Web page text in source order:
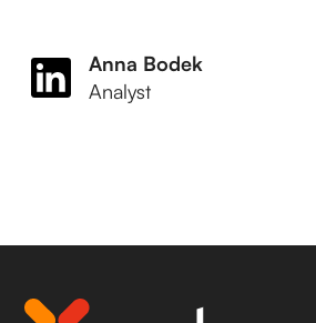
Anna Bodek
Analyst